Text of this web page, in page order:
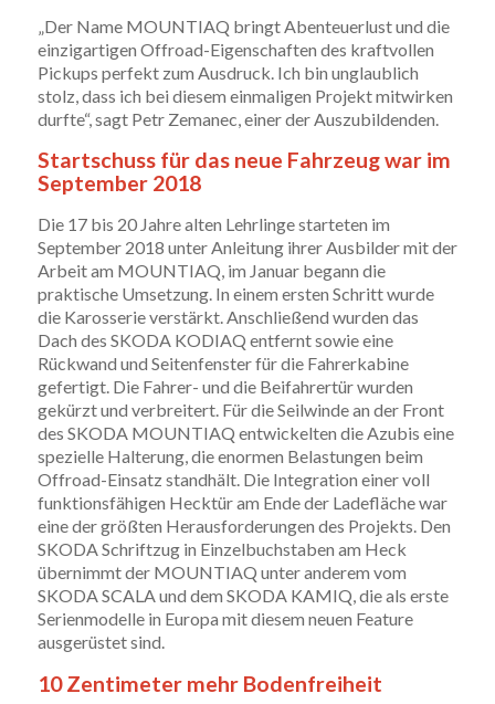
„Der Name MOUNTIAQ bringt Abenteuerlust und die
einzigartigen Offroad-Eigenschaften des kraftvollen
Pickups perfekt zum Ausdruck. Ich bin unglaublich
stolz, dass ich bei diesem einmaligen Projekt mitwirken
durfte“, sagt Petr Zemanec, einer der Auszubildenden.
Startschuss für das neue Fahrzeug war im
September 2018
Die 17 bis 20 Jahre alten Lehrlinge starteten im
September 2018 unter Anleitung ihrer Ausbilder mit der
Arbeit am MOUNTIAQ, im Januar begann die
praktische Umsetzung. In einem ersten Schritt wurde
die Karosserie verstärkt. Anschließend wurden das
Dach des SKODA KODIAQ entfernt sowie eine
Rückwand und Seitenfenster für die Fahrerkabine
gefertigt. Die Fahrer- und die Beifahrertür wurden
gekürzt und verbreitert. Für die Seilwinde an der Front
des SKODA MOUNTIAQ entwickelten die Azubis eine
spezielle Halterung, die enormen Belastungen beim
Offroad-Einsatz standhält. Die Integration einer voll
funktionsfähigen Hecktür am Ende der Ladefläche war
eine der größten Herausforderungen des Projekts. Den
SKODA Schriftzug in Einzelbuchstaben am Heck
übernimmt der MOUNTIAQ unter anderem vom
SKODA SCALA und dem SKODA KAMIQ, die als erste
Serienmodelle in Europa mit diesem neuen Feature
ausgerüstet sind.
10 Zentimeter mehr Bodenfreiheit